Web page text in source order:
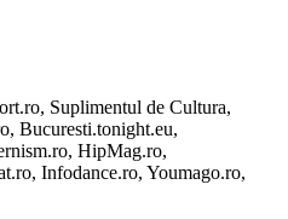
Suplimentul de Cultura,
Bucuresti.tonight.eu,
HipMag.ro,
Infodance.ro, Youmago.ro,